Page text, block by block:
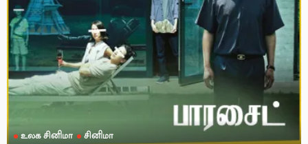
உலக சினிமா சினிமா